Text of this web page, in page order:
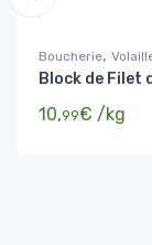
Boucherie,
Block de Filet
10,99€ /kg